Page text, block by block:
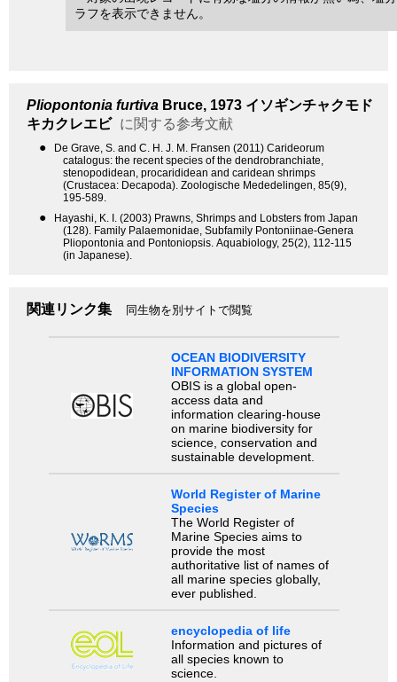
ラフを表示できません。
Pliopontonia furtiva Bruce, 1973 イソギンチャクモド
キカクレエビ に関する参考文献
●
De Grave, S. and C. H. J. M. Fransen (2011) Carideorum
catalogus: the recent species of the dendrobranchiate,
stenopodidean, procarididean and caridean shrimps
(Crustacea: Decapoda). Zoologische Mededelingen, 85(9),
195-589.
●
Hayashi, K. I. (2003) Prawns, Shrimps and Lobsters from Japan
(128). Family Palaemonidae, Subfamily Pontoniinae-Genera
Pliopontonia and Pontoniopsis. Aquabiology, 25(2), 112-115
(in Japanese).
関連リンク集 同生物を別サイトで閲覧
OCEAN BIODIVERSITY
INFORMATION SYSTEM
OBIS is a global open-
access data and
information clearing-house
on marine biodiversity for
science, conservation and
sustainable development.
World Register of Marine
Species
The World Register of
Marine Species aims to
provide the most
authoritative list of names of
all marine species globally,
ever published.
encyclopedia of life
Information and pictures of
all species known to
science.